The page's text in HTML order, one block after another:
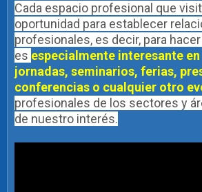
Cada espacio profesional que
oportunidad para establecer
profesionales, es decir, para
es especialmente interesante
jornadas, seminarios, ferias,
conferencias o cualquier otro
profesionales de los sectores y
de nuestro interés.